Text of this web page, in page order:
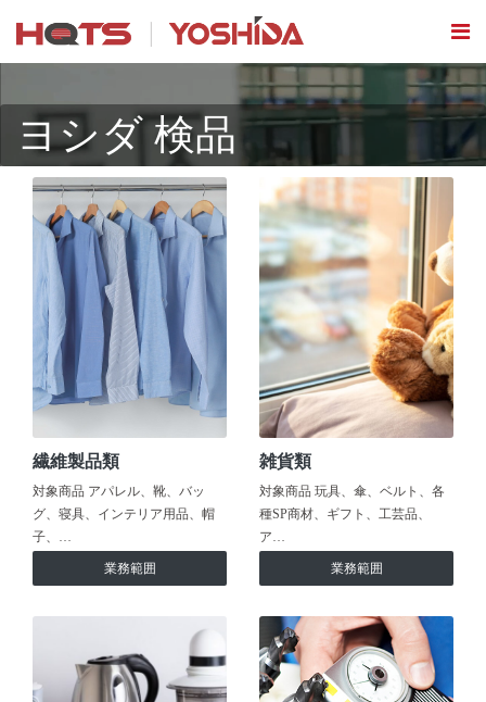
ヨシダ 検品
繊維製品類
対象商品 アパレル、靴、バッ
グ、寝具、インテリア用品、帽
子、…
業務範囲
雑貨類
対象商品 玩具、傘、ベルト、各
種SP商材、ギフト、工芸品、
ア…
業務範囲